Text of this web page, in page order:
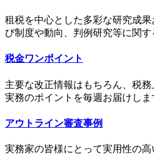
租税を中心とした多彩な研究成
び制度や動向、判例研究等に関す
税金ワンポイント
主要な改正情報はもちろん、税
実務のポイントを毎週お届けしま
アウトライン審査事例
実務家の皆様にとって実用性の